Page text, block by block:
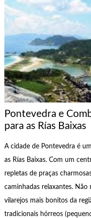
Pontevedra e
para as Rías Baixas
A cidade de Pontevedra é
as Rías Baixas. Com um
repletas de praças
caminhadas relaxantes.
vilarejos mais bonitos da
tradicionais hórreos